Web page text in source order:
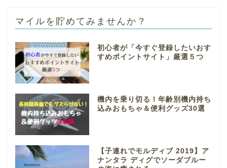
マイルを貯めてみませんか？
初心者が「今すぐ登録したいおす
すめポイントサイト」厳選５つ
機内を乗り切る！年齢別機内持ち
込みおもちゃ＆便利グッズ30選
【子連れでモルディブ 2019】ア
ナンタラ ディグでソーダブルー